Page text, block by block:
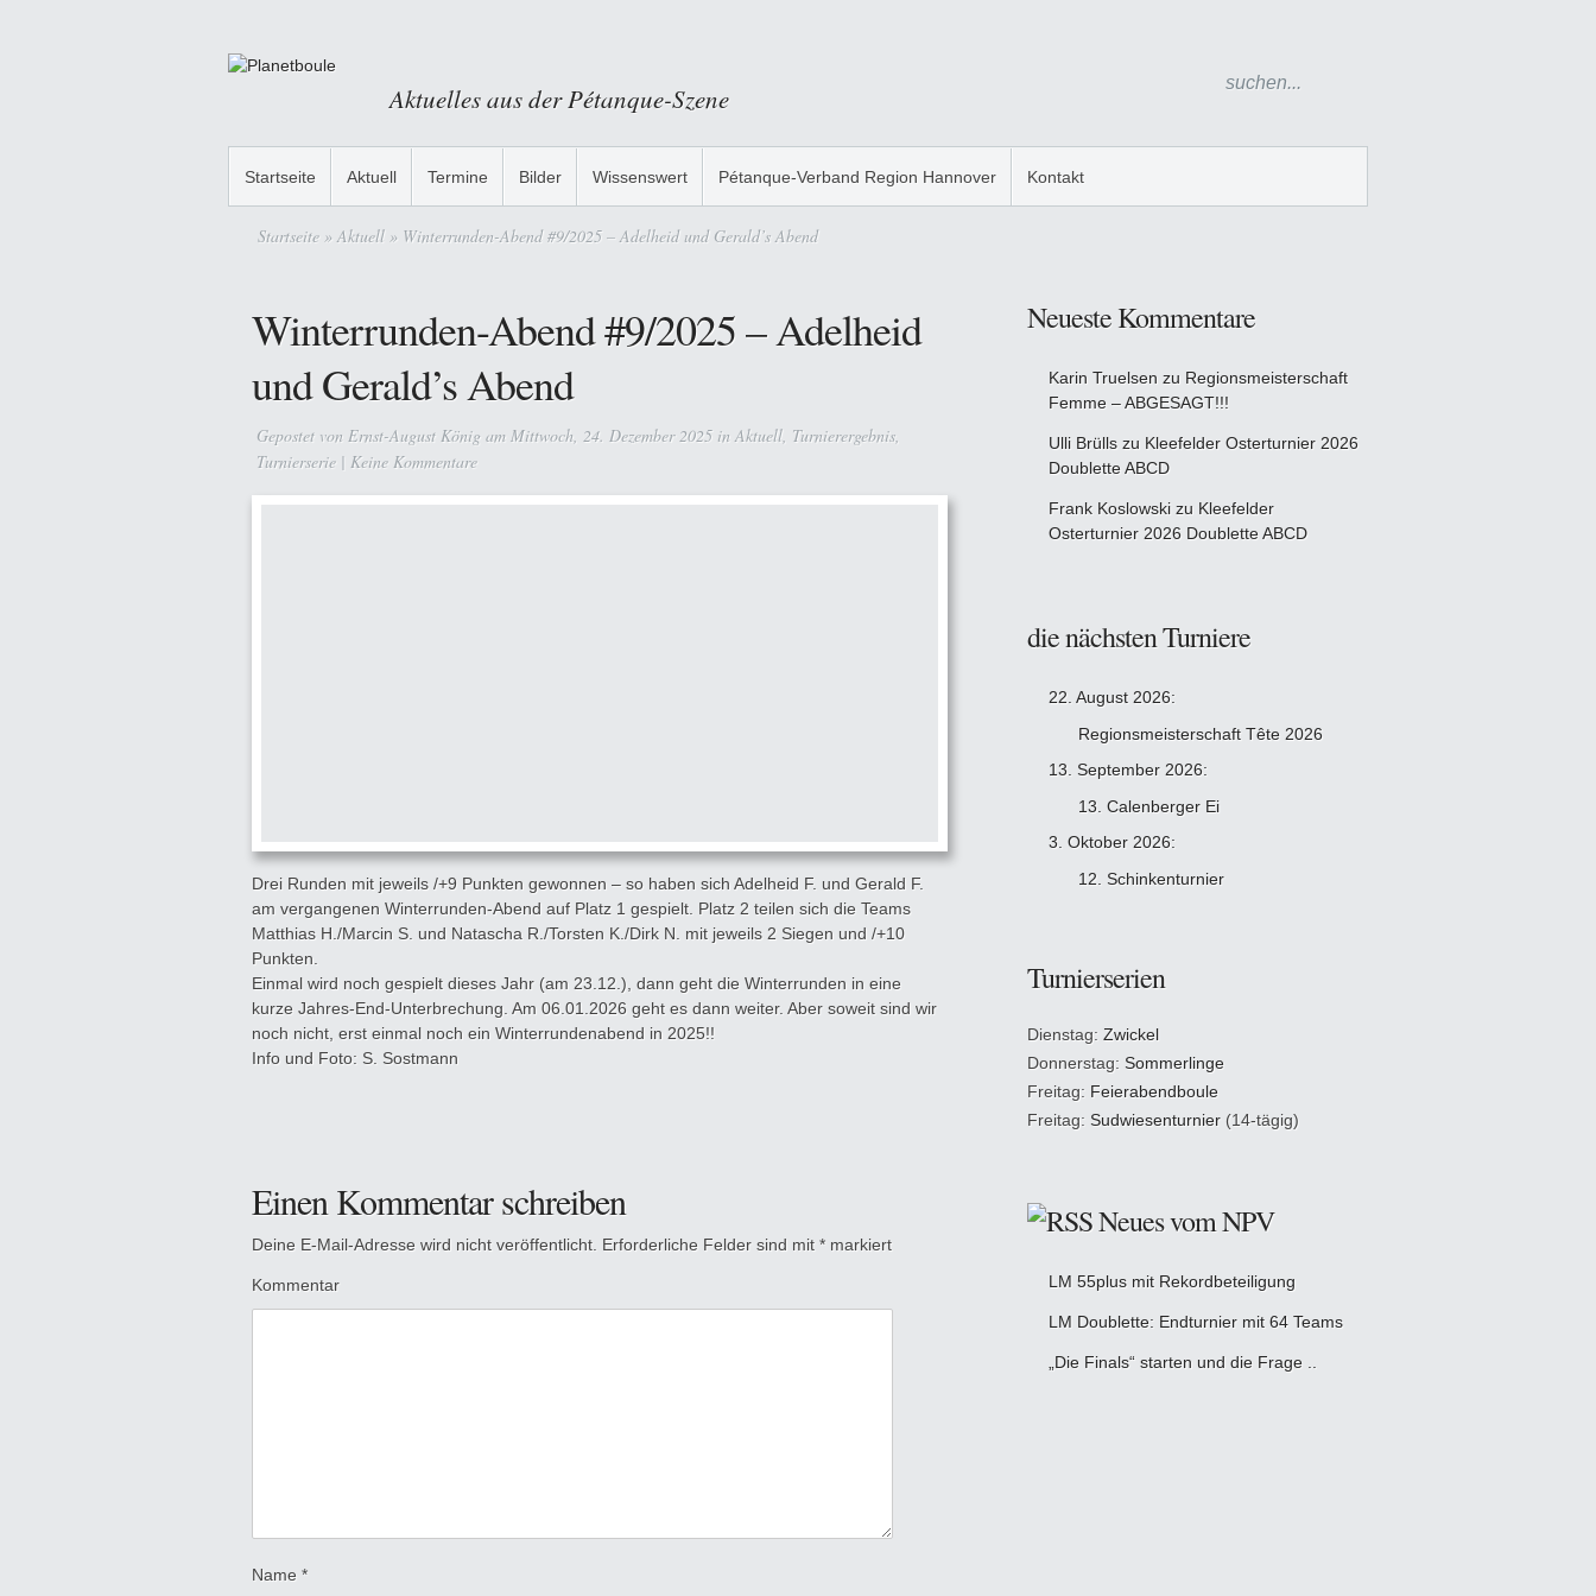
Aktuelles aus der Pétanque-Szene
Startseite Aktuell Termine Bilder Wissenswert Pétanque-Verband Region Hannover Kontakt
Startseite » Aktuell » Winterrunden-Abend #9/2025 – Adelheid und Gerald’s Abend
Winterrunden-Abend #9/2025 – Adelheid
und Gerald’s Abend
Gepostet von Ernst-August König am Mittwoch, 24. Dezember 2025 in Aktuell, Turnierergebnis,
Turnierserie | Keine Kommentare
Drei Runden mit jeweils /+9 Punkten gewonnen – so haben sich Adelheid F. und Gerald F.
am vergangenen Winterrunden-Abend auf Platz 1 gespielt. Platz 2 teilen sich die Teams
Matthias H./Marcin S. und Natascha R./Torsten K./Dirk N. mit jeweils 2 Siegen und /+10
Punkten.
Einmal wird noch gespielt dieses Jahr (am 23.12.), dann geht die Winterrunden in eine
kurze Jahres-End-Unterbrechung. Am 06.01.2026 geht es dann weiter. Aber soweit sind wir
noch nicht, erst einmal noch ein Winterrundenabend in 2025!!
Info und Foto: S. Sostmann
Einen Kommentar schreiben
Deine E-Mail-Adresse wird nicht veröffentlicht. Erforderliche Felder sind mit * markiert
Kommentar
Name *
Neueste Kommentare
Karin Truelsen zu Regionsmeisterschaft
Femme – ABGESAGT!!!
Ulli Brülls zu Kleefelder Osterturnier 2026
Doublette ABCD
Frank Koslowski zu Kleefelder
Osterturnier 2026 Doublette ABCD
die nächsten Turniere
22. August 2026:
Regionsmeisterschaft Tête 2026
13. September 2026:
13. Calenberger Ei
3. Oktober 2026:
12. Schinkenturnier
Turnierserien
Dienstag: Zwickel
Donnerstag: Sommerlinge
Freitag: Feierabendboule
Freitag: Sudwiesenturnier (14-tägig)
Neues vom NPV
LM 55plus mit Rekordbeteiligung
LM Doublette: Endturnier mit 64 Teams
„Die Finals“ starten und die Frage ..